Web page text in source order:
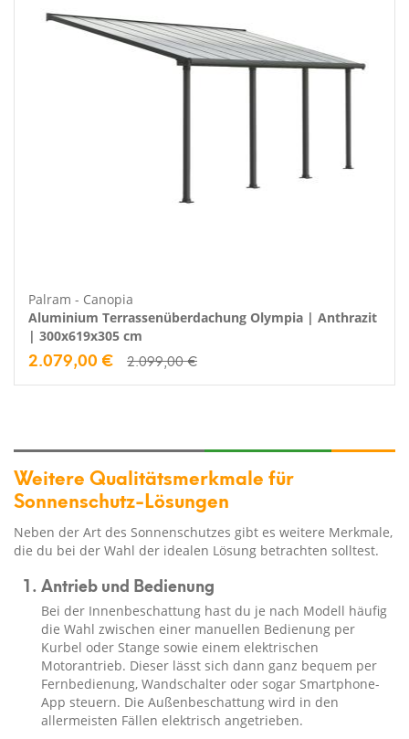
Palram - Canopia
Aluminium Terrassenüberdachung Olympia | Anthrazit
| 300x619x305 cm
2.079,00 € 2.099,00 €
Weitere Qualitätsmerkmale für
Sonnenschutz-Lösungen
Neben der Art des Sonnenschutzes gibt es weitere Merkmale,
die du bei der Wahl der idealen Lösung betrachten solltest.
Antrieb und Bedienung
Bei der Innenbeschattung hast du je nach Modell häufig
die Wahl zwischen einer manuellen Bedienung per
Kurbel oder Stange sowie einem elektrischen
Motorantrieb. Dieser lässt sich dann ganz bequem per
Fernbedienung, Wandschalter oder sogar Smartphone-
App steuern. Die Außenbeschattung wird in den
allermeisten Fällen elektrisch angetrieben.